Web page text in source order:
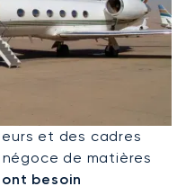
et des cadres
de matières
ont besoin